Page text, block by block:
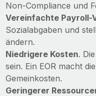
Non‑Compliance und
Vereinfachte Payroll-
Sozialabgaben und
ändern.
Niedrigere Kosten.
sein. Ein EOR macht
Gemeinkosten.
Geringerer